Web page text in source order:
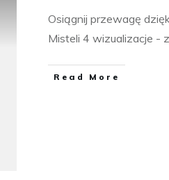
Osiągnij przewagę
Misteli 4 wizualizacje -
​Read More